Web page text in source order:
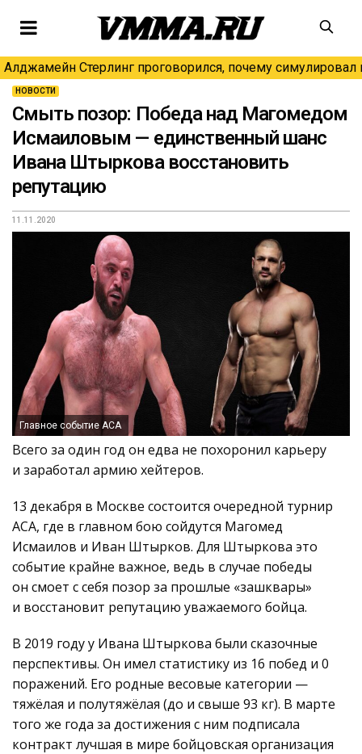
Алджамейн Стерлинг проговорился, почему симулировал
НОВОСТИ
Смыть позор: Победа над Магомедом
Исмаиловым — единственный шанс
Ивана Штыркова восстановить
репутацию
11.11.2020
Главное событие АСА
Всего за один год он едва не похоронил карьеру
и заработал армию хейтеров.
13 декабря в Москве состоится очередной турнир
АСА, где в главном бою сойдутся Магомед
Исмаилов и Иван Штырков. Для Штыркова это
событие крайне важное, ведь в случае победы
он смоет с себя позор за прошлые «зашквары»
и восстановит репутацию уважаемого бойца.
В 2019 году у Ивана Штыркова были сказочные
перспективы. Он имел статистику из 16 побед и 0
поражений. Его родные весовые категории —
тяжёлая и полутяжёлая (до и свыше 93 кг). В марте
того же года за достижения с ним подписала
контракт лучшая в мире бойцовская организация